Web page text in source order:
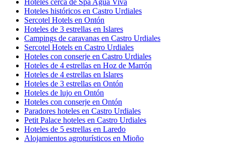
Hoteles históricos en Castro Urdiales
Sercotel Hotels en Ontón
Hoteles de 3 estrellas en Islares
Campings de caravanas en Castro Urdiales
Sercotel Hotels en Castro Urdiales
Hoteles con conserje en Castro Urdiales
Hoteles de 4 estrellas en Hoz de Marrón
Hoteles de 4 estrellas en Islares
Hoteles de 3 estrellas en Ontón
Hoteles de lujo en Ontón
Hoteles con conserje en Ontón
Paradores hoteles en Castro Urdiales
Petit Palace hoteles en Castro Urdiales
Hoteles de 5 estrellas en Laredo
Alojamientos agroturísticos en Mioño